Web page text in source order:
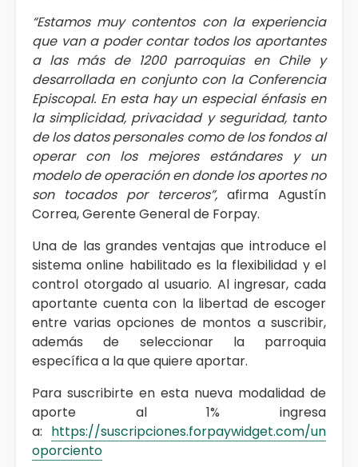
“Estamos muy contentos con la experiencia
que van a poder contar todos los aportantes
a las más de 1200 parroquias en Chile y
desarrollada en conjunto con la Conferencia
Episcopal. En esta hay un especial énfasis en
la simplicidad, privacidad y seguridad, tanto
de los datos personales como de los fondos al
operar con los mejores estándares y un
modelo de operación en donde los aportes no
son tocados por terceros”, afirma Agustín
Correa, Gerente General de Forpay.
Una de las grandes ventajas que introduce el
sistema online habilitado es la flexibilidad y el
control otorgado al usuario. Al ingresar, cada
aportante cuenta con la libertad de escoger
entre varias opciones de montos a suscribir,
además de seleccionar la parroquia
específica a la que quiere aportar.
Para suscribirte en esta nueva modalidad de
aporte al 1% ingresa
a: https://suscripciones.forpaywidget.com/un
oporciento